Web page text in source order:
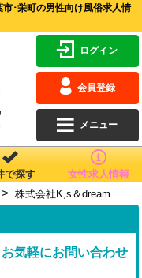
･栄町の男性向け風俗求人情
ログイン
会員登録
メニュー
で探す
女性求人情報
株式会社K,s＆dream
気軽にお問い合わせ